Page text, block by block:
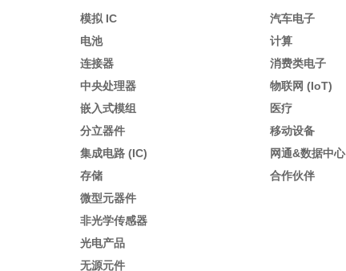
模拟 IC
电池
连接器
中央处理器
嵌入式模组
分立器件
集成电路 (IC)
存储
微型元器件
非光学传感器
光电产品
无源元件
汽车电子
计算
消费类电子
物联网 (IoT)
医疗
移动设备
网通&数据中心
合作伙伴